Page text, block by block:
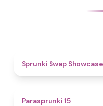
Sprunki Swap Showcase
Parasprunki 15